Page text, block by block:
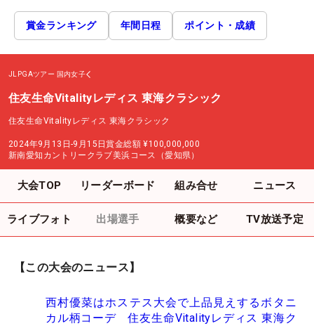
賞金ランキング 年間日程 ポイント・成績
JLPGAツアー 国内女子
住友生命Vitalityレディス 東海クラシック
住友生命Vitalityレディス 東海クラシック
2024年9月13日-9月15日賞金総額 ¥100,000,000
新南愛知カントリークラブ美浜コース（愛知県）
大会TOP リーダーボード 組み合せ ニュース
ライブフォト 出場選手 概要など TV放送予定
【この大会のニュース】
西村優菜はホステス大会で上品見えするボタニ
カル柄コーデ 住友生命Vitalityレディス 東海ク